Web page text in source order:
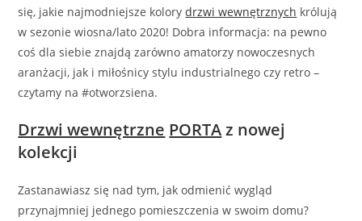
się, jakie najmodniejsze kolorydrzwi wewnętrznych królują
w sezonie wiosna/lato 2020! Dobra informacja: na pewno
coś dla siebie znajdą zarówno amatorzy nowoczesnych
aranżacji, jak i miłośnicy stylu industrialnego czy retro –
czytamy na #otworzsiena.
Drzwi wewnętrzne PORTAz nowej
kolekcji
Zastanawiasz się nad tym, jak odmienić wygląd
przynajmniej jednego pomieszczenia w swoim domu?